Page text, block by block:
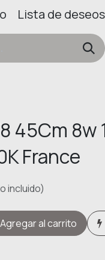
Lista de deseos
45Cm 8w
France
incluido)
Agregar al carrito